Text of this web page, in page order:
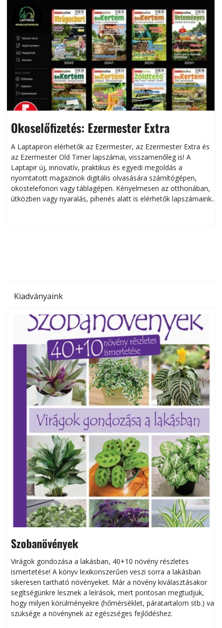
Okoselőfizetés: Ezermester Extra
A Laptapiron elérhetők az Ezermester, az Ezermester Extra és
az Ezermester Old Timer lapszámai, visszamenőleg is! A
Laptapir új, innovatív, praktikus és egyedi megoldás a
nyomtatott magazinok digitális olvasására számítógépen,
okostelefonon vagy táblagépen. Kényelmesen az otthonában,
útközben vagy nyaralás, pihenés alatt is elérhetők lapszámaink.
Kiadványaink
Szobanövények
Virágok gondozása a lakásban, 40+10 növény részletes
ismertetése! A könyv lexikonszerűen veszi sorra a lakásban
sikeresen tart­ha­tó növényeket. Már a növény kiválasztásakor
segítségünkre lesznek a leírások, mert pontosan megtudjuk,
hogy milyen körülményekre (hőmérséklet, páratartalom stb.) van
szüksége a növénynek az egészséges fejlődéshez.